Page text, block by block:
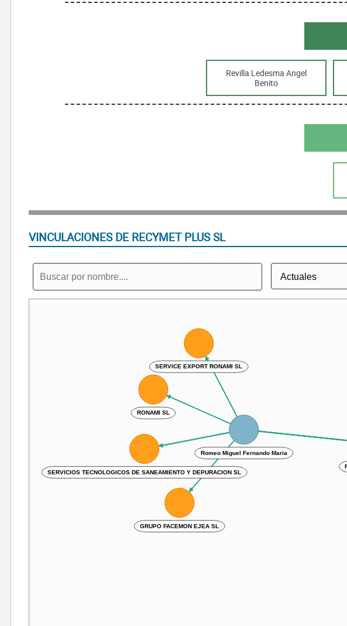
Revilla Ledesma Angel
Benito
VINCULACIONES DE RECYMET PLUS SL
Romeo Miguel Fernando Maria
SERVICIOS TECNOLOGICOS DE SANEAMIENTO Y DEPURACION SL
SERVICE EXPORT RONAMI SL
GRUPO FACEMON EJEA SL
RONAMI SL